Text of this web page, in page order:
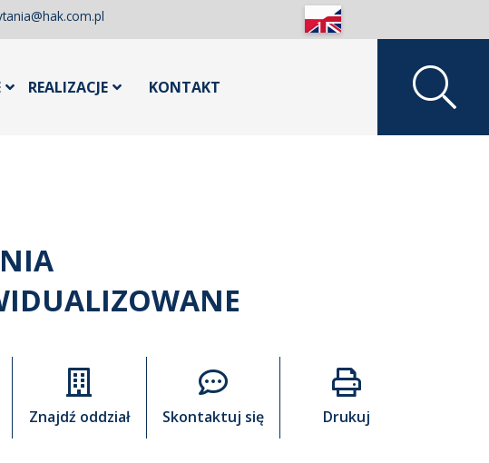
REALIZACJE KONTAKT
Znajdź oddział Skontaktuj się Drukuj